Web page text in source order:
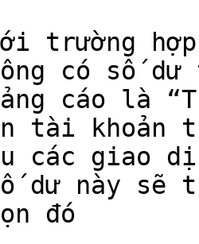
hợp
có số
cáo là
tài
các giao
dư này
đó